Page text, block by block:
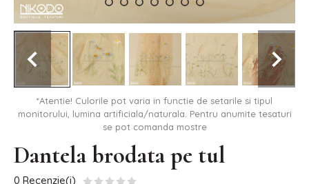
*Atentie! Culorile pot varia in functie de setarile si tipul
monitorului, lumina artificiala/naturala. Pentru anumite tesaturi
se pot comanda mostre
Dantela brodata pe tul
0 Recenzie(i)